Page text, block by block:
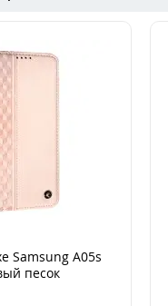
Samsung A05s
песок